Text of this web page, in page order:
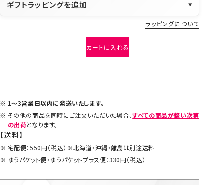
ギフトラッピングを追加 ▼
ラッピングについて
カートに入れる
1～3営業日以内に発送いたします。
その他の商品を同時にご注文いただいた場合、すべての商品が整い次第
の出荷となります。
【送料】
宅配便：550円（税込）※北海道・沖縄・離島は別途送料
ゆうパケット便・ゆうパケットプラス便：330円（税込）